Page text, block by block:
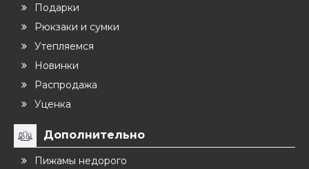
Подарки
Рюкзаки и сумки
Утепляемся
Новинки
Распродажа
Уценка
Дополнительно
Пижамы недорого